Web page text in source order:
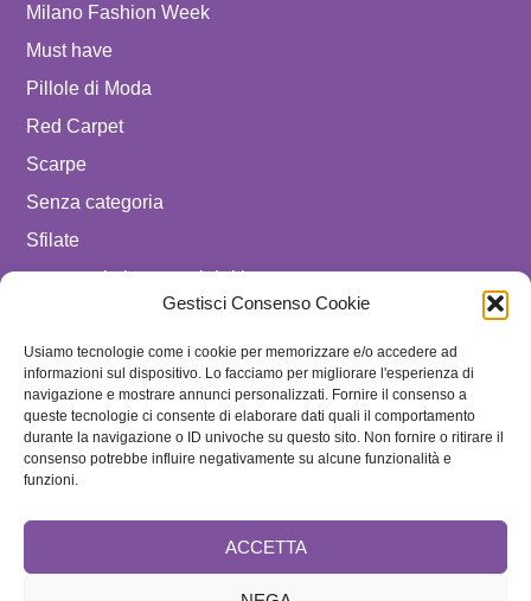
Gestisci Consenso Cookie
Usiamo tecnologie come i cookie per memorizzare e/o accedere ad
informazioni sul dispositivo. Lo facciamo per migliorare l'esperienza di
navigazione e mostrare annunci personalizzati. Fornire il consenso a
queste tecnologie ci consente di elaborare dati quali il comportamento
durante la navigazione o ID univoche su questo sito. Non fornire o ritirare il
consenso potrebbe influire negativamente su alcune funzionalità e
funzioni.
ACCETTA
Milano Fashion Week
Must have
Pillole di Moda
Red Carpet
Scarpe
Senza categoria
Sfilate
spostare in luxury celebrities
Uomo
SEGUICI SU
ISCRIVITI ALLA NEWSLETTER